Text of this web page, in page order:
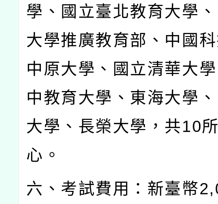
學、國立臺北教育大學
大學推廣教育部、中國
中原大學、國立清華大
中教育大學、東海大學
大學、長榮大學，共10
心。
六、考試費用：新臺幣